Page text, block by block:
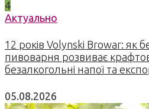
4
Актуально
12 років Volynski Browar: як
пивоварня розвиває
безалкогольні напої та
05.08.2026